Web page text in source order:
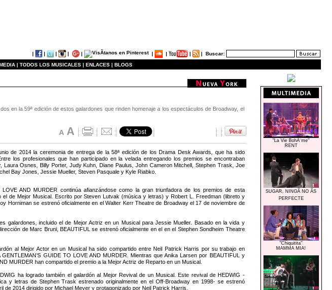
| | | | | | | | | Buscar:
| TODOS LOS MUSICALES | ENLACES | BLOGS
en la 59ª edición de estos galardones que rinden homenaje a los espectáculos de Broadway, el
de 2014 la ceremonia de entrega de la 58ª edición de los Drama Desk Awards, que ha sido
los profesionales que han participado en la velada entregando los premios se encontraban
Laura Osnes, Billy Porter, Judy Kuhn, Diane Paulus, John Cameron Mitchell, Stephen Trask, Joe
Bay Jones, Jessie Mueller, Steven Pasquale y Kyle Riabko.
AND MURDER continúa afianzándose como la gran triunfadora de los premios de esta
de Mejor Musical. Escrito por Steven Lutvak (música y letras) y Robert L. Freedman (libreto y
Horniman se estrenó oficialmente en el Walter Kerr Theatre de Broadway el 17 de noviembre de
galardones, incluido el de Mejor Actriz en un Musical para Jessie Mueller. Basado en la vida y
de Marc Bruni, BEAUTIFUL se estrenó oficialmente en el en el Stephen Sondheim Theatre
al Mejor Actor en un Musical ha sido compartido entre Neil Patrick Harris por su trabajo en
GUIDE TO LOVE AND MURDER. Mientras que Anika Larsen por BEAUTIFUL y
MURDER han compartido el premio a la Mejor Actriz de Reparto en un Musical.
ha logrado también el galardón al Mejor Revival de un Musical. Este revival de HEDWIG -
y letras de Stephen Trask estrenado originalmente en el Off-Broadway en 1998- se estrenó
de 2014 dirigido por Michael Meyer y protagonizado por Neil Patrick Harris.
"La Vie BohÃ¨me"
RENT
SUGAR, NINGÃ NO ÃS
PERFECTE
"Chiquitita"
MAMMA MIA!